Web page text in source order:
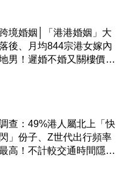
跨境婚姻│「港港婚姻」大
後、月均844宗港女嫁內
男！遲婚不婚又關樓價
查：49%港人屬北上「快
閃」份子、Z世代出行頻率
高！不計較交通時間隱形